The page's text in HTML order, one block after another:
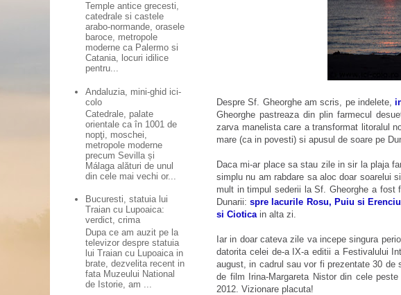
Despre Sf. Gheorghe am scris, pe indelete,
Gheorghe pastreaza din plin farmecul
zarva manelista care a transformat litoralul
mare (ca in povesti) si apusul de soare pe
Daca mi-ar place sa stau zile in sir la plaja
simplu nu am rabdare sa aloc doar soarelui
mult in timpul sederii la Sf. Gheorghe a fost
Dunarii:spre lacurile Rosu, Puiu si
si Ciotica in alta zi.
Iar in doar cateva zile va incepe singura
datorita celei de-a IX-a editii a Festivalului
august, in cadrul sau vor fi pre­zen­tate 30
de film Irina-Margareta Nistor din cele
2012. Vizionare placuta!
Temple antice grecesti,
catedrale si castele
arabo-normande, orasele
baroce, metropole
moderne ca Palermo si
Catania, locuri idilice
pentru...
Andaluzia, mini-ghid ici-
colo
Catedrale, palate
orientale ca în 1001 de
nopţi, moschei,
metropole moderne
precum Sevilla și
Málaga alături de unul
din cele mai vechi or...
Bucuresti, statuia lui
Traian cu Lupoaica:
verdict, crima
Dupa ce am auzit pe la
televizor despre statuia
lui Traian cu Lupoaica in
brate, dezvelita recent in
fata Muzeului National
de Istorie, am ...